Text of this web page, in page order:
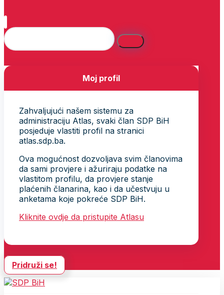
Moj profil
Zahvaljujući našem sistemu za
administraciju Atlas, svaki član SDP BiH
posjeduje vlastiti profil na stranici
atlas.sdp.ba.
Ova mogućnost dozvoljava svim članovima
da sami provjere i ažuriraju podatke na
vlastitom profilu, da provjere stanje
plaćenih članarina, kao i da učestvuju u
anketama koje pokreće SDP BiH.
Kliknite ovdje da pristupite Atlasu
Pridruži se!